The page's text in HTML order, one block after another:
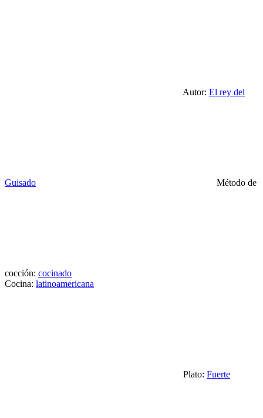
Autor: El rey del
Guisado Método de
cocción: cocinado
Cocina: latinoamericana
Plato: Fuerte